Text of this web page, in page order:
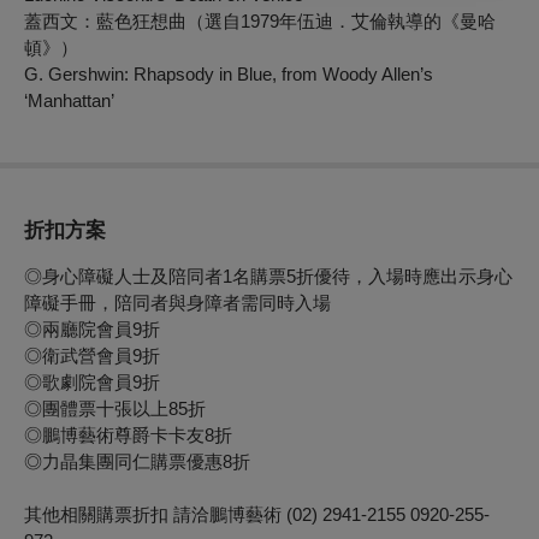
蓋西文：藍色狂想曲（選自1979年伍迪．艾倫執導的《曼哈
頓》）
G. Gershwin: Rhapsody in Blue, from Woody Allen’s
‘Manhattan’
折扣方案
◎身心障礙人士及陪同者1名購票5折優待，入場時應出示身心
障礙手冊，陪同者與身障者需同時入場
◎兩廳院會員9折
◎衛武營會員9折
◎歌劇院會員9折
◎團體票十張以上85折
◎鵬博藝術尊爵卡卡友8折
◎力晶集團同仁購票優惠8折
其他相關購票折扣 請洽鵬博藝術 (02) 2941-2155 0920-255-